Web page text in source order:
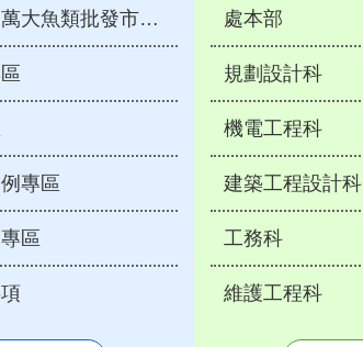
第一果菜及萬大魚類批發市場改建工程
專區
區
處本部
規劃設計科
機電工程科
建築工程設計科
工務科
維護工程科